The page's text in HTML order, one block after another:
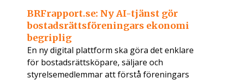
BRFrapport.se: Ny AI-tjänst gör
bostadsrättsföreningars ekonomi
begriplig
En ny digital plattform ska göra det enklare
för bostadsrättsköpare, säljare och
styrelsemedlemmar att förstå föreningars